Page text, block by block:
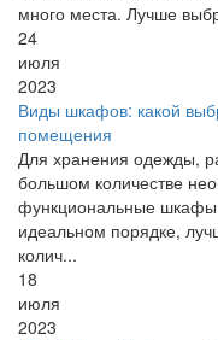
много места. Лучше
24
июля
2023
Виды шкафов: какой
помещения
Для хранения одежды,
большом количестве
функциональные
идеальном порядке,
колич...
18
июля
2023